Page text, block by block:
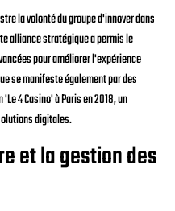
la volonté du groupe d'innover dans
alliance stratégique a permis le
pour améliorer l'expérience
se manifeste également par des
4 Casino' à Paris en 2018, un
digitales.
et la gestion des